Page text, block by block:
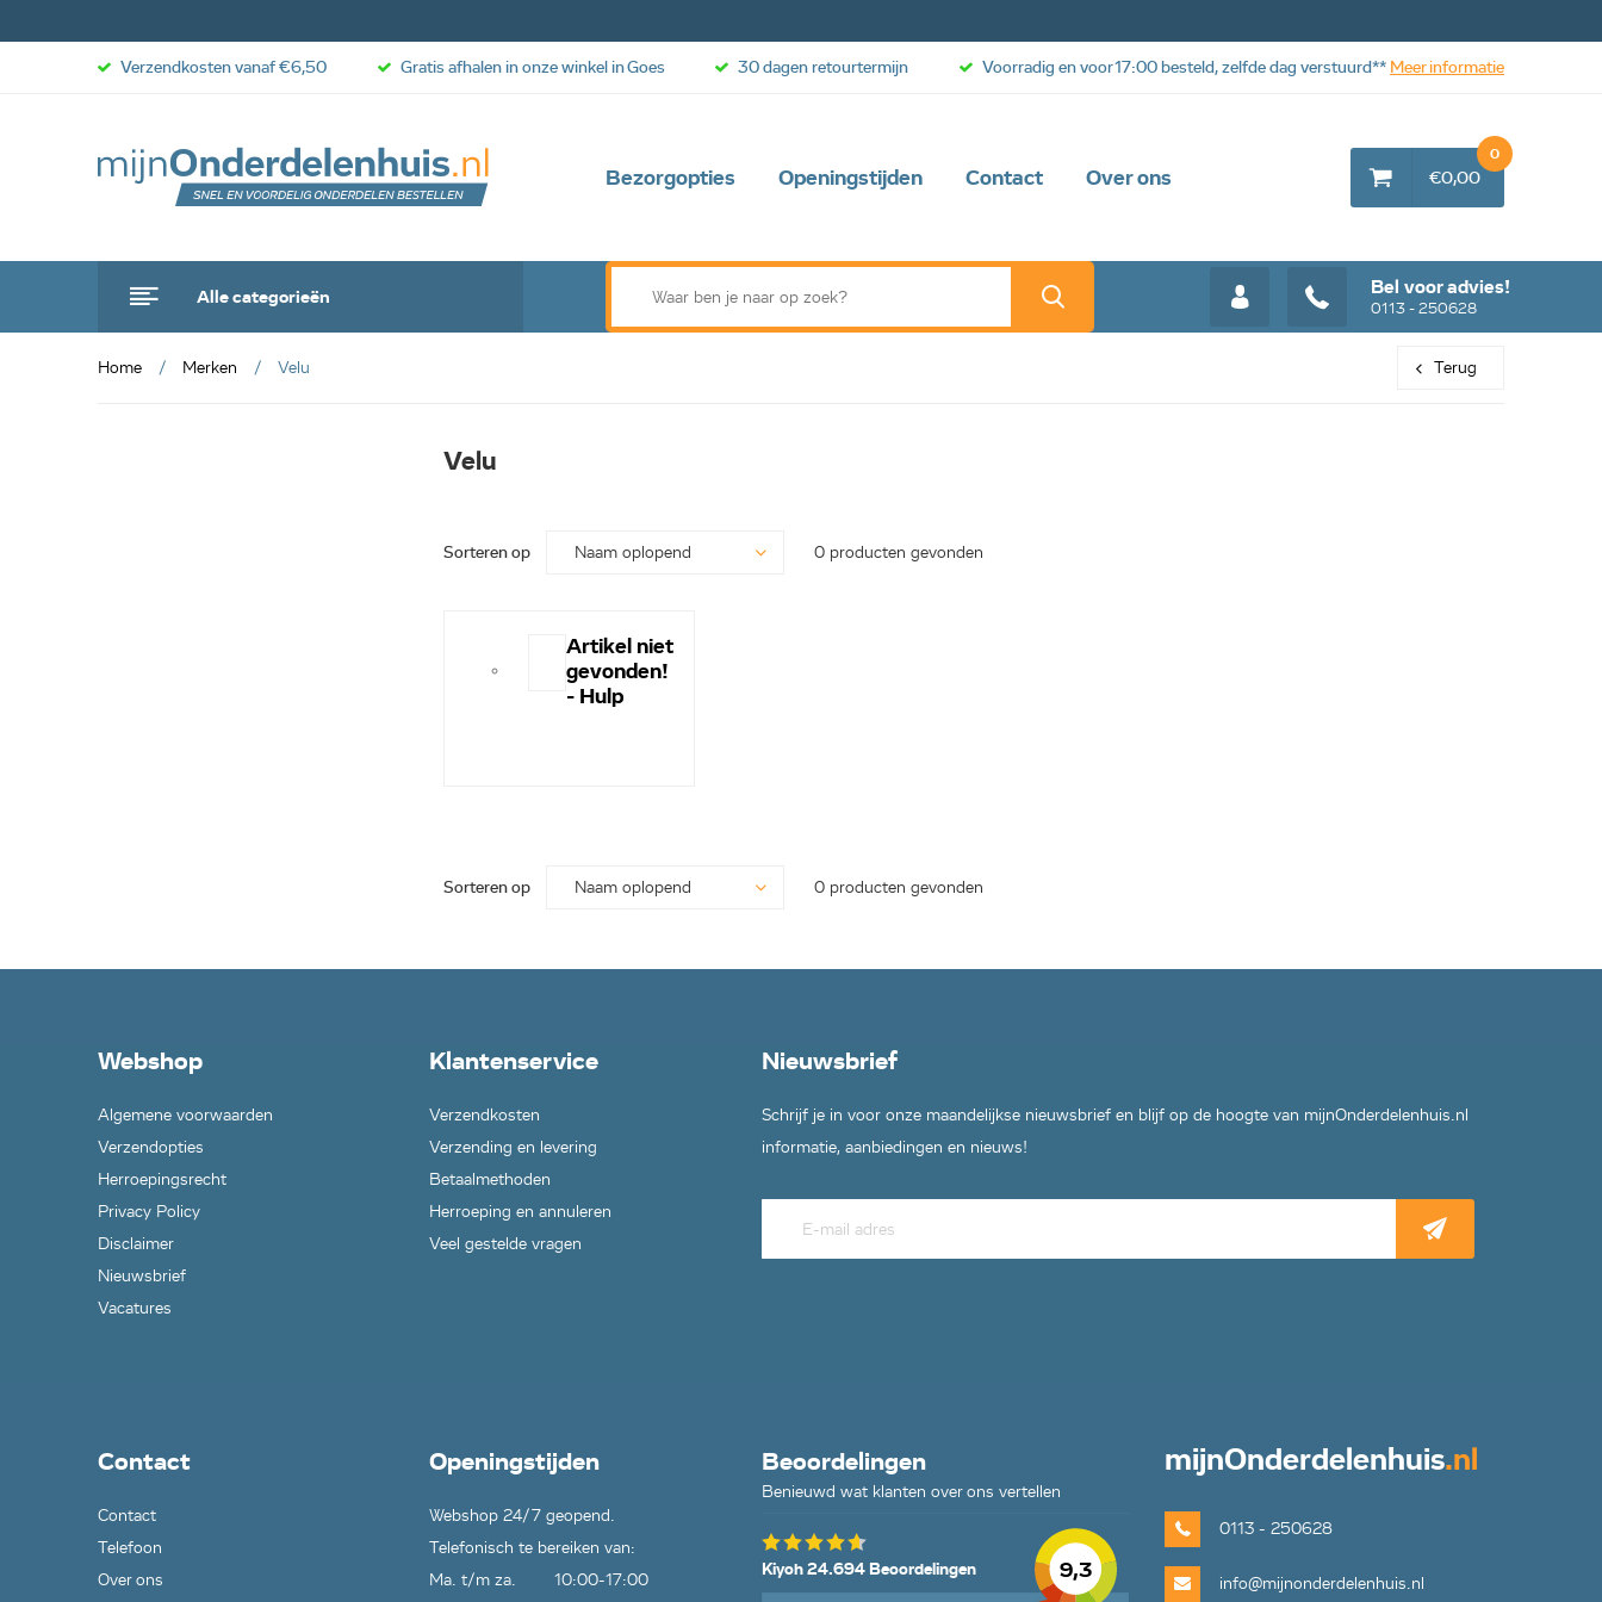
Bezorgopties Openingstijden Contact Over ons
Alle categorieën Bel voor advies!
0113 - 250628
€0,00
0
Verzendkosten vanaf €6,50 Gratis afhalen in onze winkel in Goes 30 dagen retourtermijn Voorradig en voor 17:00 besteld, zelfde dag verstuurd** Meer informatie
Home Merken Velu Terug
Velu
Sorteren op 0 producten gevonden
Artikel niet
gevonden!
- Hulp
Sorteren op 0 producten gevonden
Webshop
Algemene voorwaarden
Verzendopties
Herroepingsrecht
Privacy Policy
Disclaimer
Nieuwsbrief
Vacatures
Klantenservice
Verzendkosten
Verzending en levering
Betaalmethoden
Herroeping en annuleren
Veel gestelde vragen
Nieuwsbrief
Schrijf je in voor onze maandelijkse nieuwsbrief en blijf op de hoogte van mijnOnderdelenhuis.nl
informatie, aanbiedingen en nieuws!
Contact
Contact
Telefoon
Over ons
Openingstijden
Webshop 24/7 geopend.
Telefonisch te bereiken van:
Ma. t/m za.
10:00-17:00
Beoordelingen
Benieuwd wat klanten over ons vertellen
9,3
Kiyoh 24.694 Beoordelingen
mijnOnderdelenhuis.nl
0113 - 250628
info@mijnonderdelenhuis.nl